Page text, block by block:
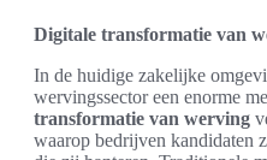
Digitale transformatie van
In de huidige zakelijke
wervingssector een enorme
transformatie van werving
waarop bedrijven kandidaten